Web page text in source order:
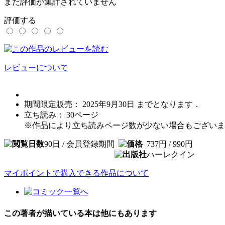
まだ評価が集計されていません
評価する
レビューについて
期間限定販売： 2025年9月30日 までとなります．
立ち読み： 30ページ
※作品により立ち読みページ数が少ない場合もござい
90日 / 会員登録期間
737円 / 990円
ハーレクイン
マイポイントで購入できる作品について
この著者が描いている本は他にもあります